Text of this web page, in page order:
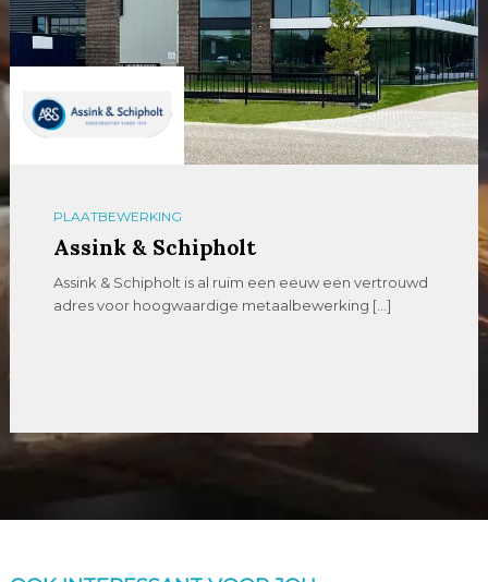
PLAATBEWERKING
Assink & Schipholt
Assink & Schipholt is al ruim een eeuw een vertrouwd
adres voor hoogwaardige metaalbewerking […]